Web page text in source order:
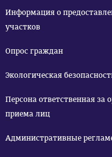
Информация о
участков
Опрос граждан
Экологическая
Персона ответственная за
приема лиц
Административные